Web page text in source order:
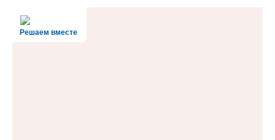
Решаем вместе